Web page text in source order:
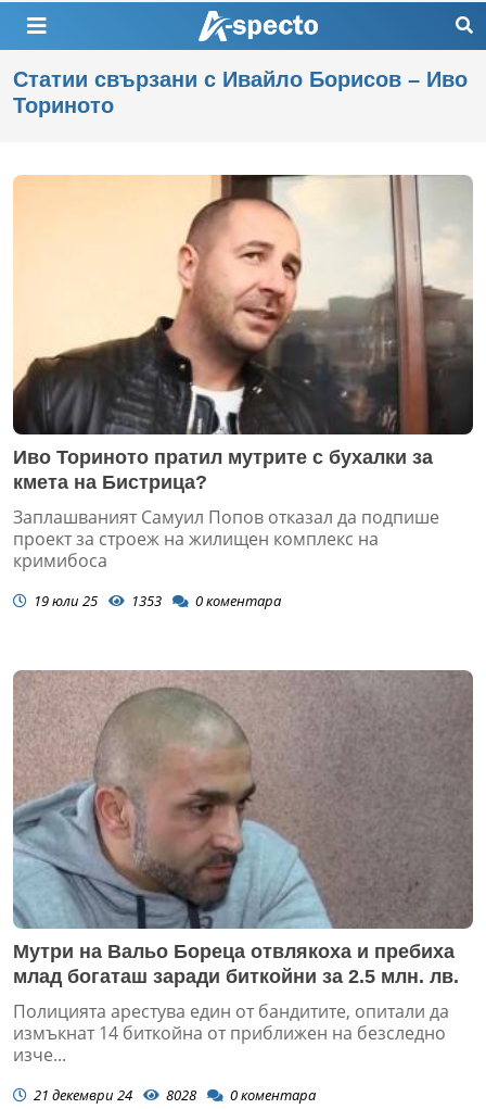
Статии свързани с Ивайло Борисов – Иво
Ториното
Иво Ториното пратил мутрите с бухалки за
кмета на Бистрица?
Заплашваният Самуил Попов отказал да подпише
проект за строеж на жилищен комплекс на
кримибоса
19 юли 25 1353 0коментара
Мутри на Вальо Бореца отвлякоха и пребиха
млад богаташ заради биткойни за 2.5 млн. лв.
Полицията арестува един от бандитите, опитали да
измъкнат 14 биткойна от приближен на безследно
изче...
21 декември 24 8028 0коментара